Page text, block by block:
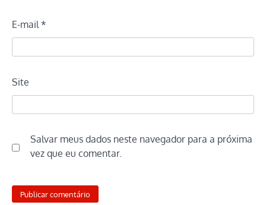
E-mail *
Site
Salvar meus dados neste navegador para a próxima
vez que eu comentar.